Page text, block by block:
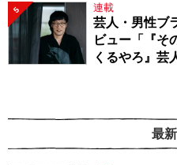
5 連載
芸人・男性ブ
ビュー「『そ
くるやろ』芸
最